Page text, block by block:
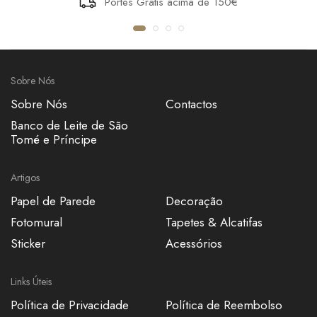
JUTE MAT UNI
Sobre Nós
Sobre Nós
Banco de Leite de São
Tomé e Príncipe
Contactos
Artigos
Papel de Parede
Fotomural
Sticker
Decoração
Tapetes & Alcatifas
Acessórios
Links Úteis
Política de Privacidade Política de Reembolso